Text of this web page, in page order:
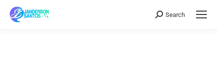
Search:
Search